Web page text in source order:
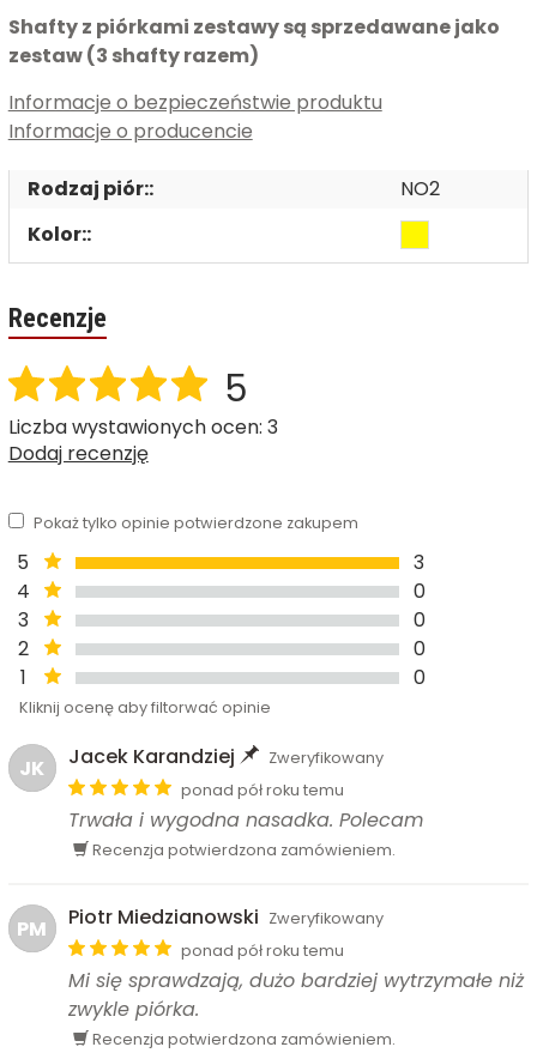
Shafty z piórkami zestawy są sprzedawane jako
zestaw (3 shafty razem)
Informacje o bezpieczeństwie produktu
Informacje o producencie
Rodzaj piór::
NO2
Kolor::
Recenzje
5
Liczba wystawionych ocen: 3
Dodaj recenzję
Pokaż tylko opinie potwierdzone zakupem
5
3
4
0
3
0
2
0
1
0
Kliknij ocenę aby filtorwać opinie
JK Jacek Karandziej
Zweryfikowany
ponad pół roku temu
Trwała i wygodna nasadka. Polecam
Recenzja potwierdzona zamówieniem.
PM Piotr Miedzianowski Zweryfikowany
ponad pół roku temu
Mi się sprawdzają, dużo bardziej wytrzymałe niż
zwykle piórka.
Recenzja potwierdzona zamówieniem.